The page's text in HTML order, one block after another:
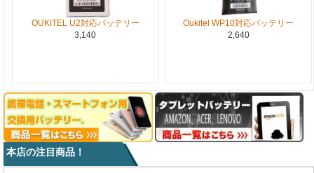
OUKITEL U2対応バッテリー
3,140
Oukitel WP10対応バッテリー
2,640
本店の注目商品！